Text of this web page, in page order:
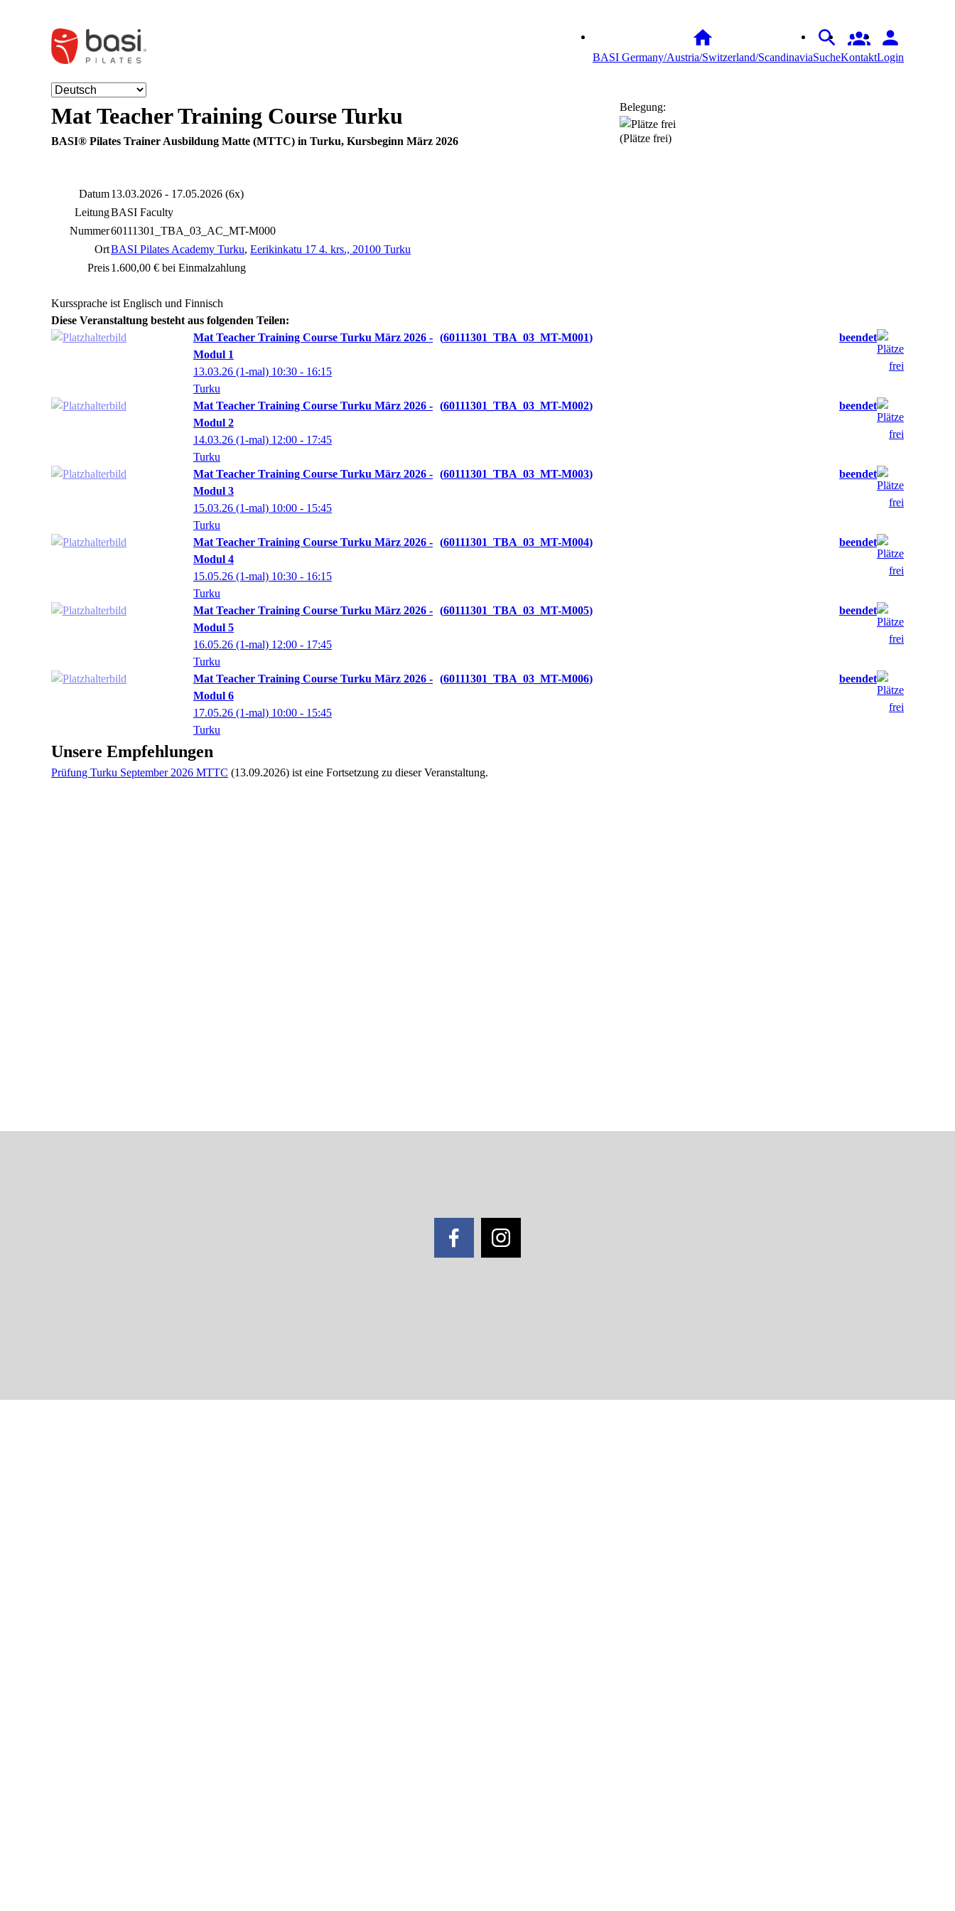
BASI Germany/Austria/Switzerland/ScandinaviaSucheKontaktLogin
Mat Teacher Training Course Turku
BASI® Pilates Trainer Ausbildung Matte (MTTC) in Turku, Kursbeginn März 2026
Datum13.03.2026 - 17.05.2026 (6x)
LeitungBASI Faculty
Nummer60111301_TBA_03_AC_MT-M000
OrtBASI Pilates Academy Turku, Eerikinkatu 17 4. krs., 20100 Turku
Preis1.600,00 € bei Einmalzahlung
Kurssprache ist Englisch und Finnisch
Diese Veranstaltung besteht aus folgenden Teilen:
Mat Teacher Training Course Turku März 2026 -
Modul 1
60111301_TBA_03_MT-M001
13.03.26 (1-mal) 10:30 - 16:15
Turku
Mat Teacher Training Course Turku März 2026 -
Modul 2
60111301_TBA_03_MT-M002
14.03.26 (1-mal) 12:00 - 17:45
Turku
Mat Teacher Training Course Turku März 2026 -
Modul 3
60111301_TBA_03_MT-M003
15.03.26 (1-mal) 10:00 - 15:45
Turku
Mat Teacher Training Course Turku März 2026 -
Modul 4
60111301_TBA_03_MT-M004
15.05.26 (1-mal) 10:30 - 16:15
Turku
Mat Teacher Training Course Turku März 2026 -
Modul 5
60111301_TBA_03_MT-M005
16.05.26 (1-mal) 12:00 - 17:45
Turku
Mat Teacher Training Course Turku März 2026 -
Modul 6
60111301_TBA_03_MT-M006
17.05.26 (1-mal) 10:00 - 15:45
Turku
Belegung:
(Plätze frei)
Unsere Empfehlungen
Prüfung Turku September 2026 MTTC (13.09.2026) ist eine Fortsetzung zu dieser Veranstaltung.